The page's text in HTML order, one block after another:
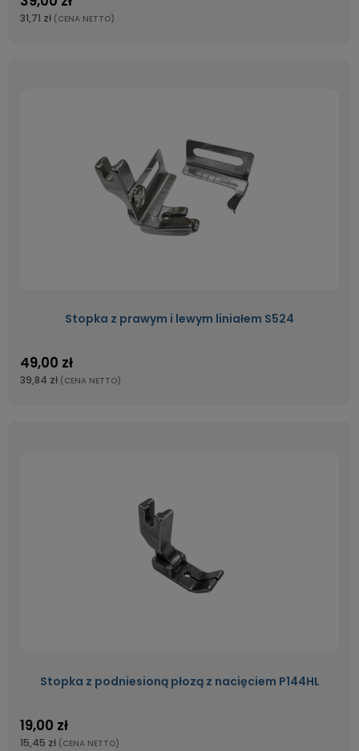
31,71 zł (CENA NETTO)
Stopka z prawym i lewym liniałem S524
49,00 zł
39,84 zł (CENA NETTO)
Stopka z podniesioną płozą z nacięciem P144HL
19,00 zł
15,45 zł (CENA NETTO)